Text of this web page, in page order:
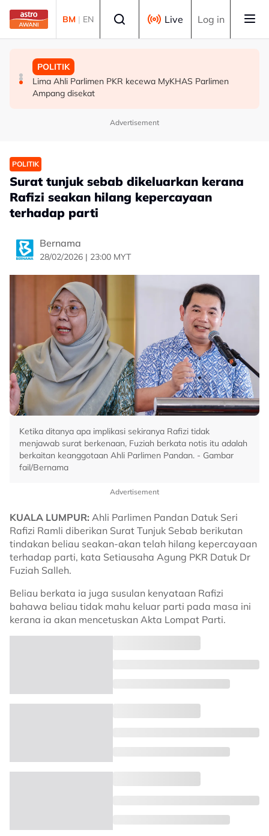
Skip to main content
BM | EN Live Log in
MALAYSIA
Ancaman penipuan digital kian serius, kerugian hampir
RM3 bilion
DUNIA
Kes virus Nil Barat meningkat di seluruh Eropah
POLITIK
Lima Ahli Parlimen PKR kecewa MyKHAS Parlimen
Ampang disekat
Advertisement
POLITIK
Surat tunjuk sebab dikeluarkan kerana
Rafizi seakan hilang kepercayaan
terhadap parti
Bernama
28/02/2026 | 23:00 MYT
Ketika ditanya apa implikasi sekiranya Rafizi tidak
menjawab surat berkenaan, Fuziah berkata notis itu adalah
berkaitan keanggotaan Ahli Parlimen Pandan. - Gambar
fail/Bernama
Advertisement
KUALA LUMPUR: Ahli Parlimen Pandan Datuk Seri
Rafizi Ramli diberikan Surat Tunjuk Sebab berikutan
tindakan beliau seakan-akan telah hilang kepercayaan
terhadap parti, kata Setiausaha Agung PKR Datuk Dr
Fuziah Salleh.
Beliau berkata ia juga susulan kenyataan Rafizi
bahawa beliau tidak mahu keluar parti pada masa ini
kerana ia akan mencetuskan Akta Lompat Parti.